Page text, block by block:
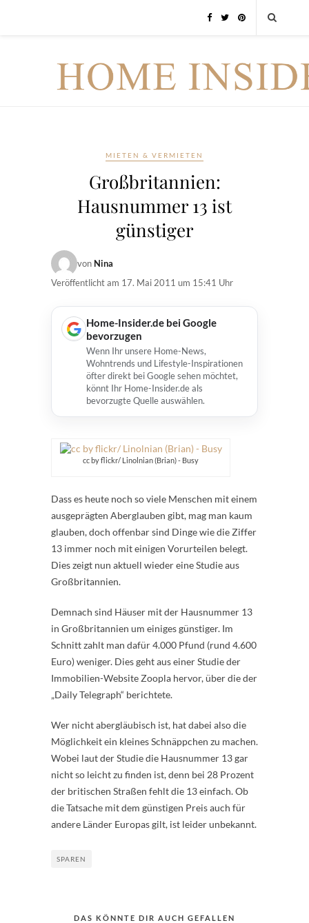
MIETEN & VERMIETEN
Großbritannien:
Hausnummer 13 ist
günstiger
von Nina
Veröffentlicht am 17. Mai 2011 um 15:41 Uhr
Home-Insider.de bei Google
bevorzugen
Wenn Ihr unsere Home-News,
Wohntrends und Lifestyle-Inspirationen
öfter direkt bei Google sehen möchtet,
könnt Ihr Home-Insider.de als
bevorzugte Quelle auswählen.
cc by flickr/ Linolnian (Brian) - Busy
Dass es heute noch so viele Menschen mit einem
ausgeprägten Aberglauben gibt, mag man kaum
glauben, doch offenbar sind Dinge wie die Ziffer
13 immer noch mit einigen Vorurteilen belegt.
Dies zeigt nun aktuell wieder eine Studie aus
Großbritannien.
Demnach sind Häuser mit der Hausnummer 13
in Großbritannien um einiges günstiger. Im
Schnitt zahlt man dafür 4.000 Pfund (rund 4.600
Euro) weniger. Dies geht aus einer Studie der
Immobilien-Website Zoopla hervor, über die der
„Daily Telegraph“ berichtete.
Wer nicht abergläubisch ist, hat dabei also die
Möglichkeit ein kleines Schnäppchen zu machen.
Wobei laut der Studie die Hausnummer 13 gar
nicht so leicht zu finden ist, denn bei 28 Prozent
der britischen Straßen fehlt die 13 einfach. Ob
die Tatsache mit dem günstigen Preis auch für
andere Länder Europas gilt, ist leider unbekannt.
SPAREN
DAS KÖNNTE DIR AUCH GEFALLEN